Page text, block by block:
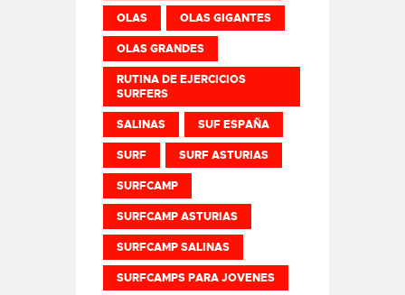
OLAS OLAS GIGANTES
OLAS GRANDES
RUTINA DE EJERCICIOS
SURFERS
SALINAS SUF ESPAÑA
SURF SURF ASTURIAS
SURFCAMP
SURFCAMP ASTURIAS
SURFCAMP SALINAS
SURFCAMPS PARA JOVENES